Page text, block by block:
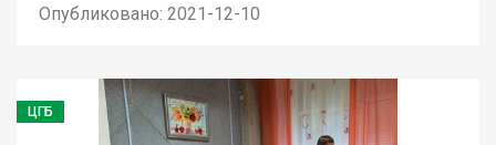
Опубликовано: 2021-12-10
ЦГБ